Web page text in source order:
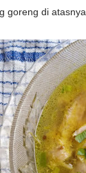
goreng di atasnya.